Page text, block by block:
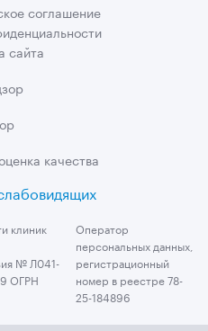
соглашение
сайта
качества
клиник
№ Л041-
ОГРН
Оператор
персональных данных,
регистрационный
номер в реестре 78-
25-184896